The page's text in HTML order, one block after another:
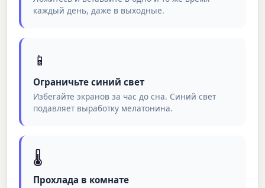
каждый день, даже в выходные.
📱
Ограничьте синий свет
Избегайте экранов за час до сна. Синий свет
подавляет выработку мелатонина.
🌡️
Прохлада в комнате